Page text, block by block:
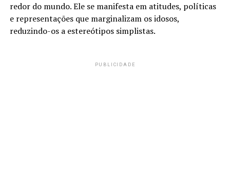
redor do mundo. Ele se manifesta em atitudes, políticas
e representações que marginalizam os idosos,
reduzindo-os a estereótipos simplistas.
PUBLICIDADE